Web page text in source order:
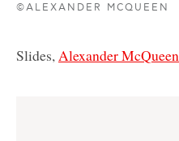
©ALEXANDER MCQUEEN
Slides, Alexander McQueen